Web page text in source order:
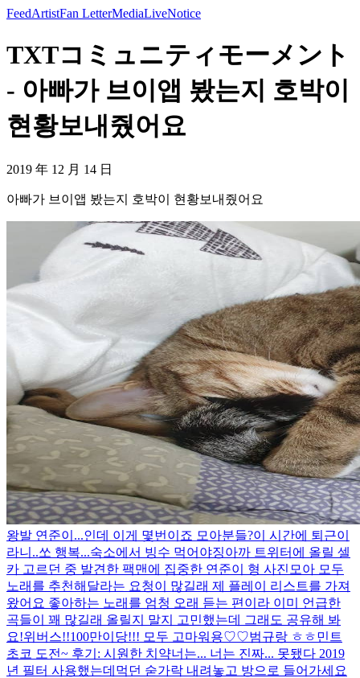
FeedArtistFan LetterMediaLiveNotice
TXTコミュニティモーメント
- 아빠가 브이앱 봤는지 호박이
현황보내줬어요
2019 年 12 月 14 日
아빠가 브이앱 봤는지 호박이 현황보내줬어요
왕발 연준이...인데 이게 몇번이죠 모아분들?이 시간에 퇴근이
라니..쏘 행복...숙소에서 빙수 먹어야징아까 트위터에 올릴 셀
카 고르던 중 발견한 팩맨에 집중한 연준이 형 사진 모아 모두
노래를 추천해달라는 요청이 많길래 제 플레이 리스트를 가져
왔어요 좋아하는 노래를 엄청 오래 듣는 편이라 이미 언급한
곡들이 꽤 많길래 올릴지 말지 고민했는데 그래도 공유해 봐
요!위버스!!100만이당!!! 모두 고마워용♡♡범규랑 ㅎㅎ민트
초코 도전~ 후기: 시원한 치약너는... 너는 진짜... 못됐다 2019
년 필터 사용했는데 먹던 숟가락 내려놓고 방으로 들어가세요